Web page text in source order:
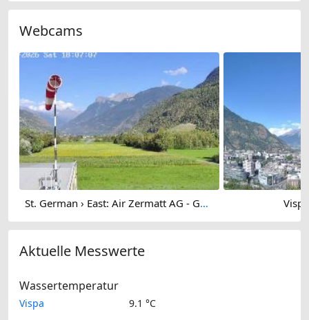
Webcams
St. German › East: Air Zermatt AG - Gärsthorn - Gebidum - Spitzhorli Visp
Aktuelle Messwerte
Wassertemperatur
Vispa 9.1 °C